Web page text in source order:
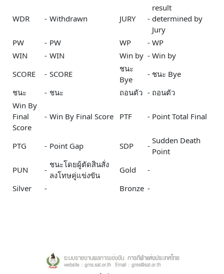
WDR - Withdrawn JURY -
result
determined by
Jury
PW
- PW WP - WP
WIN
- WIN Win by - Win by
SCORE
- SCORE
ชนะ
Bye
- ชนะ Bye
ชนะ
- ชนะ ถอนตัว - ถอนตัว
Win By
Final
Score
- Win By Final Score PTF - Point Total Final
PTG - Point Gap SDP -
Sudden Death
Point
PUN
-
ชนะโดยผู้ตัดสินสั่ง
ลงโทษคู่แข่งขัน
Gold
-
Silver
- Bronze -